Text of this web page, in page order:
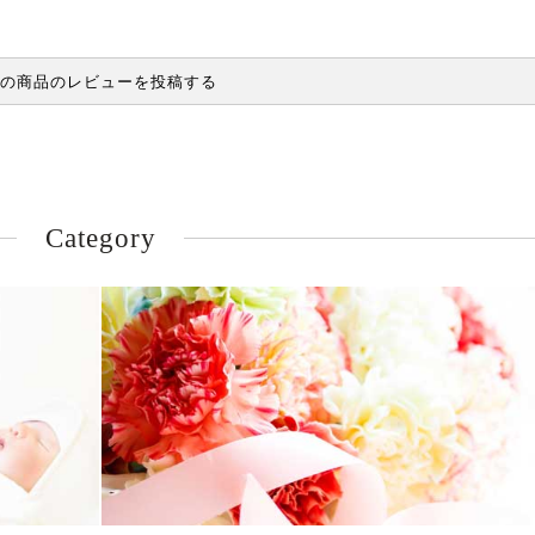
商品のレビューを投稿する
Category